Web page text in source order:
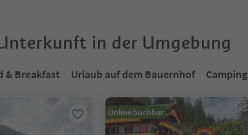
in der Umgebung
& Breakfast Urlaub auf dem Bauernhof Camping
Online buchbar